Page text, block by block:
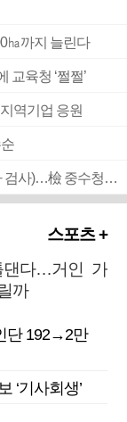
㏊까지 늘린다
교육청 ‘쩔쩔’
역기업 응원
■ 검사 신분 버리고 직급하향(10년 이하 저연차 검사)…檢 중수청행 기피
스포츠 +
댄다…거인 가
까
단 192→2만
‘기사회생’